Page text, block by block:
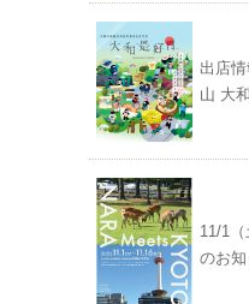
出店
山 大
11/1
のお